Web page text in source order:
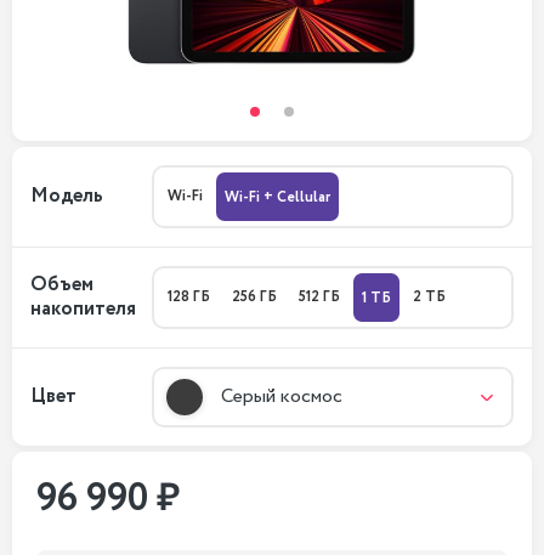
Модель Wi-Fi Wi-Fi + Cellular
Объем
накопителя
128 ГБ 256 ГБ 512 ГБ 1 ТБ 2 ТБ
Цвет Серый космос
96 990 ₽